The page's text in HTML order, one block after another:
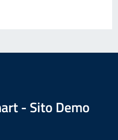
- Sito Demo